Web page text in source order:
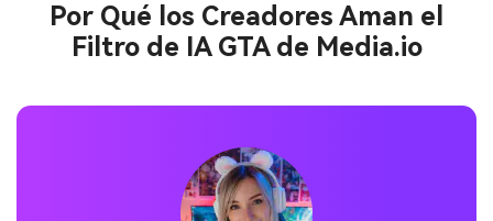
Por Qué los Creadores Aman el
Filtro de IA GTA de Media.io